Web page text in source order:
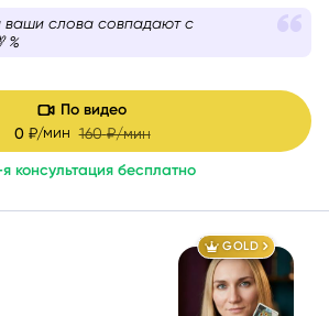
и бережно проведу вас через
облегчение.
ваши слова совпадают с
%
По видео
0 ₽/мин160 ₽/мин
я консультация бесплатно
GOLD